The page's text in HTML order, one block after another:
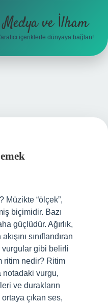
Medya ve İlham
içeriklerle dünyaya bağlan!
Müzikte “ölçek”,
biçimidir. Bazı
güçlüdür. Ağırlık,
sınıflandıran
vurgular gibi belirli
ritim nedir? Ritim
notadaki vurgu,
ve durakların
çıkan ses,